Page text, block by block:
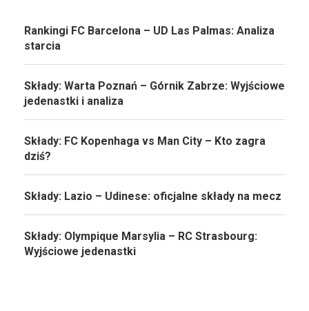
Rankingi FC Barcelona – UD Las Palmas: Analiza
starcia
Składy: Warta Poznań – Górnik Zabrze: Wyjściowe
jedenastki i analiza
Składy: FC Kopenhaga vs Man City – Kto zagra
dziś?
Składy: Lazio – Udinese: oficjalne składy na mecz
Składy: Olympique Marsylia – RC Strasbourg:
Wyjściowe jedenastki